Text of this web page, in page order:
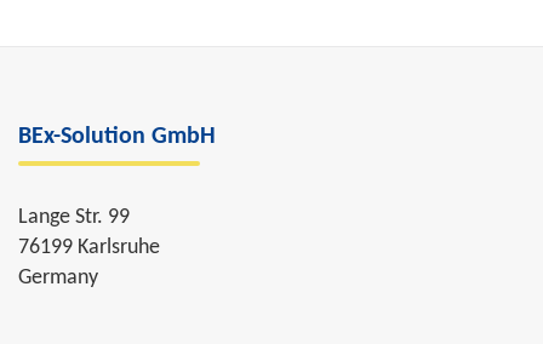
BEx-Solution GmbH
Lange Str. 99
76199 Karlsruhe
Germany